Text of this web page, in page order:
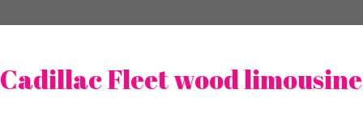
Cadillac Fleet wood limousine